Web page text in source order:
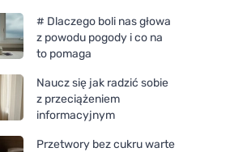
# Dlaczego boli nas głowa
z powodu pogody i co na
to pomaga
Naucz się jak radzić sobie
z przeciążeniem
informacyjnym
Przetwory bez cukru warte